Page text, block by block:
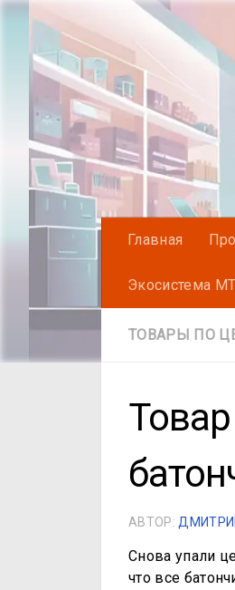
Под записью
Главная
Экосистема
ТОВАРЫ ПО
АВТОР:
Снова упали
что все